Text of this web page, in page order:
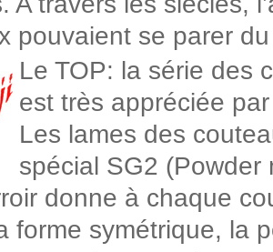
pouvaient se parer
Le TOP: la série des
est très appréciée
Les lames des
spécial SG2
donne à chaque
forme symétrique, la